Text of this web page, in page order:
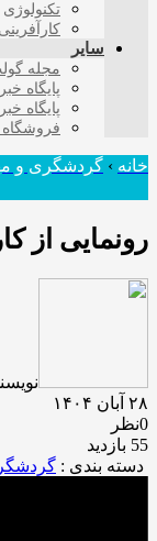
تکنولوژی
سایر
مجله
پایگاه
پایگاه
خانه › گردشگری و
رونمایی از
۲۸ آبان ۱۴۰۴
0نظر
55 بازدید
دسته بندی :